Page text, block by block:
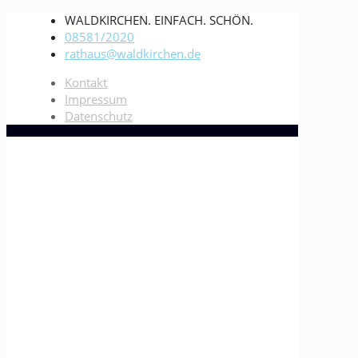
WALDKIRCHEN. EINFACH. SCHÖN.
08581/2020
rathaus@waldkirchen.de
Kontakt
Impressum
Datenschutz